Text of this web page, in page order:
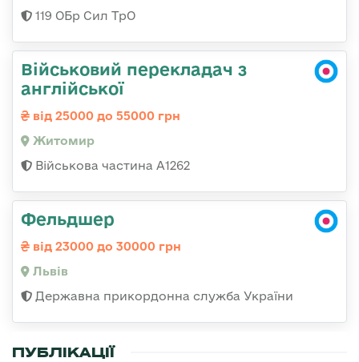
119 ОБр Сил ТрО
Військовий перекладач з
англійської
від 25000 до 55000 грн
Житомир
Військова частина А1262
Фельдшер
від 23000 до 30000 грн
Львів
Державна прикордонна служба України
ПУБЛІКАЦІЇ